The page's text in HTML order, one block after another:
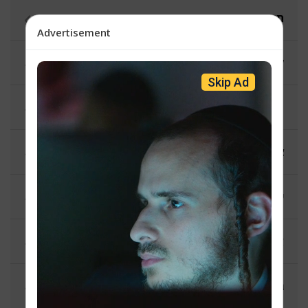
תורה קאפ - אברהם יוסף גארדאן
קול מדע - משה נחום קרויס
פנחס גלויבער
צאתכם לשלמה - שלמה זייאנץ
שבת פעקל - וועלוול פעלדמאן
א שמועס מיטן מח - יוסי בראך
גוט-געפרעגט - פנחס גלויבער
Advertisement
Skip Ad